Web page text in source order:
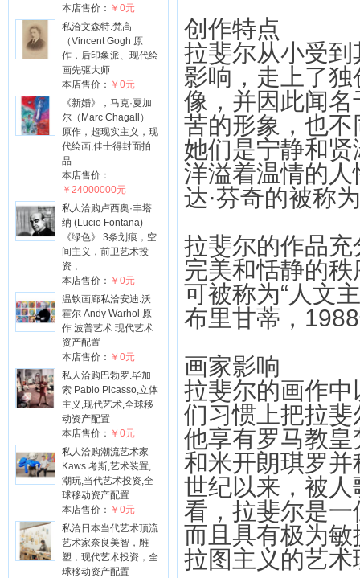
本店售价： ￥0元
私洽文森特.梵高
（Vincent Gogh 原
作，后印象派、现代绘
画先驱大师
本店售价： ￥0元
《新婚》，马克·夏加
尔（Marc Chagall）
原作，超现实主义，现
代绘画,佳士得封面拍
品
本店售价：
￥24000000元
私人洽购卢西奥·丰塔
纳 (Lucio Fontana)
《绿色》 3条划痕，空
间主义，前卫艺术投
资，...
本店售价： ￥0元
温钦画廊私洽安迪.沃
霍尔 Andy Warhol 原
作 波普艺术 现代艺术
资产配置
本店售价： ￥0元
私人洽购巴勃罗.毕加
索 Pablo Picasso,立体
主义,现代艺术,全球移
动资产配置
本店售价： ￥0元
私人洽购潮流艺术家
Kaws 考斯,艺术装置,
潮玩,当代艺术投资,全
球移动资产配置
本店售价： ￥0元
私洽日本当代艺术顶流
艺术家奈良美智，雕
塑，现代艺术投资，全
球移动资产配置
创作特点
拉斐尔从小受
影响，走上了
像，并因此闻
苦的形象，也
她们是宁静和
洋溢着温情的
达·芬奇的被称
拉斐尔的作品
完美和恬静的
可被称为“人文
布里甘蒂，
画家影响
拉斐尔的画作
们习惯上把拉
他享有罗马教皇
和米开朗琪罗
世纪以来，被
看，拉斐尔是
而且具有极为
拉图主义的艺